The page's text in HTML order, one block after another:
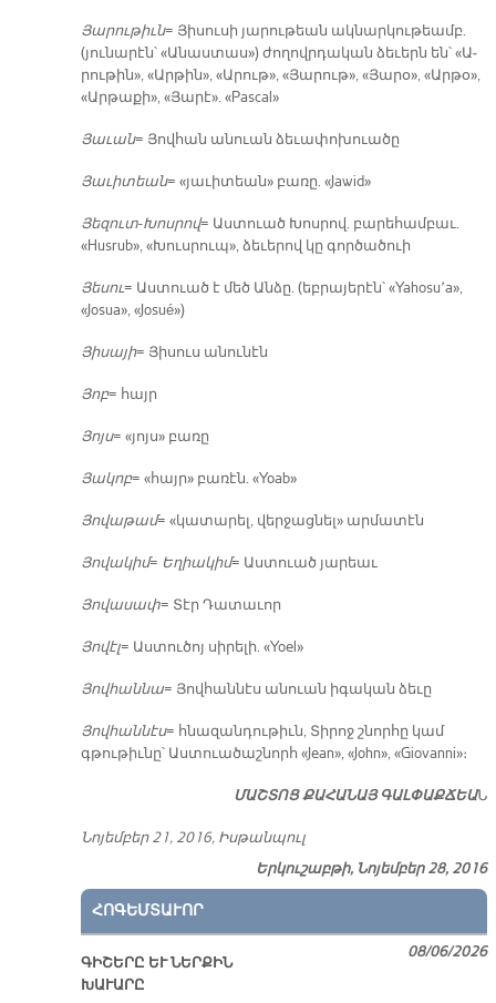
Յա­րու­թիւն= Յի­սու­սի յա­րու­թեան ակ­նար­կու­թեամբ.
(յու­նա­րէն՝ «Ա­նաս­տաս») ժո­ղովր­դա­կան ձե­ւերն են՝ «Ա­
րու­թին», «Ար­թին», «Ա­րութ», «Յա­րութ», «Յա­րօ», «Ար­թօ»,
«Ար­թա­քի», «Յա­րէ». «Pascal»
Յա­ւան= Յով­հան ա­նուան ձե­ւա­փո­խուա­ծը
Յա­ւի­տեան= «յա­ւի­տեան» բա­ռը. «Jawid»
Յե­զուտ-Խոս­րով= Աս­տուած Խոս­րով. բա­րե­համ­բաւ.
«Husrub», «Խուս­րուպ», ձե­ւե­րով կը գոր­ծա­ծուի
Յե­սու= Աս­տուած է մեծ Ան­ձը. (եբ­րա­յե­րէն՝ «Yahosu՚a»,
«Josua», «Josué»)
Յի­սա­յի= Յի­սուս ա­նու­նէն
Յոբ= հայր
Յոյս= «յոյս» բա­ռը
Յա­կոբ= «հայր» բա­ռէն. «Yoab»
Յո­վա­թամ= «կա­տա­րել, վեր­ջաց­նել» ար­մա­տէն
Յո­վա­կիմ= Ե­ղիա­կիմ= Աս­տուած յա­րեաւ
Յո­վա­սափ= Տէր Դա­տա­ւոր
Յո­վէլ= Աս­տու­ծոյ սի­րե­լի. «Yoel»
Յով­հան­նա= Յով­հան­նէս ա­նուան ի­գա­կան ձե­ւը
Յով­հան­նէս= հնա­զան­դու­թիւն, Տի­րոջ շնոր­հը կամ
գթու­թիւ­նը՝ Աս­տուա­ծաշ­նորհ «Jean», «John», «Giovanni»։
ՄԱՇ­ՏՈՑ ՔԱ­ՀԱ­ՆԱՅ ԳԱԼ­ՓԱՔ­ՃԵԱՆ
Նո­յեմ­բեր 21, 2016, Իս­թան­պուլ
Երկուշաբթի, Նոյեմբեր 28, 2016
ՀՈԳԵՄՏԱՒՈՐ
ԳԻՇԵՐԸ ԵՒ ՆԵՐՔԻՆ
ԽԱՒԱՐԸ
08/06/2026